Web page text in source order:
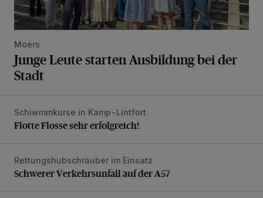
Moers
Junge Leute starten Ausbildung bei der
Stadt
Flotte Flosse sehr erfolgreich!
Schiwmmkurse in Kamp-Lintfort
Flotte Flosse sehr erfolgreich!
Schwerer Verkehrsunfall auf der A57
Rettungshubschrauber im Einsatz
Schwerer Verkehrsunfall auf der A57